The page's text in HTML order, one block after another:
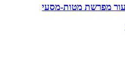
מפרשת מטות-מסעי